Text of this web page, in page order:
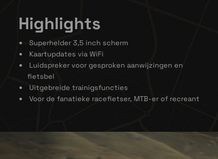
Highlights
Superhelder 3,5 inch scherm
Kaartupdates via WiFi
Luidspreker voor gesproken aanwijzingen en
fietsbel
Uitgebreide trainigsfuncties
Voor de fanatieke racefietser, MTB-er of recreant